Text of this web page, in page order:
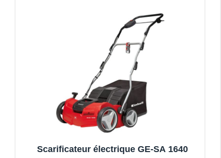
Scarificateur électrique GE-SA 1640